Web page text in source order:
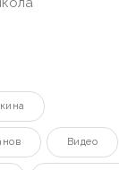
Видео